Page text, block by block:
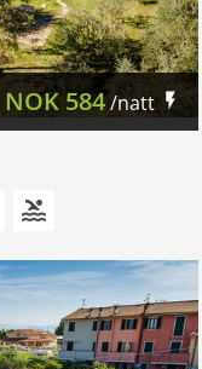
NOK 584/natt